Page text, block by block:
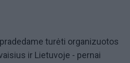
turėti organizuotos
ir Lietuvoje - pernai